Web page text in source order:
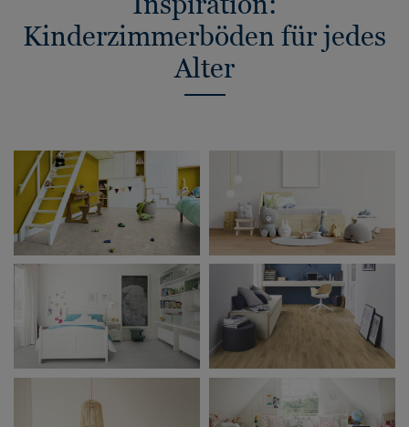
Kinderzimmerböden für jedes
Alter